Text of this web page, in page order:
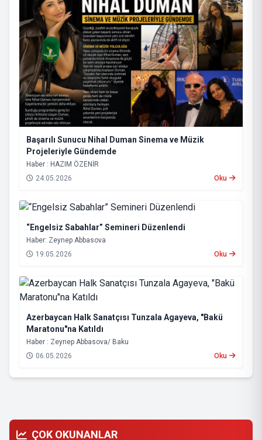
Başarılı Sunucu Nihal Duman Sinema ve Müzik
Projeleriyle Gündemde
Haber : HAZIM ÖZENİR
24.05.2026
Oku
“Engelsiz Sabahlar” Semineri Düzenlendi
Haber: Zeynep Abbasova
19.05.2026
Oku
Azerbaycan Halk Sanatçısı Tunzala Agayeva, "Bakü
Maratonu"na Katıldı
Haber : Zeynep Abbasova/ Baku
06.05.2026
Oku
ÇOK OKUNANLAR